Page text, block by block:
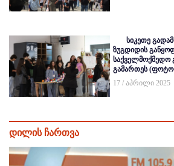
სიკეთე
ზუგდიდის
საქველმოქმედო
გამართეს
17 / აპრილი 2025
დილის ჩართვა